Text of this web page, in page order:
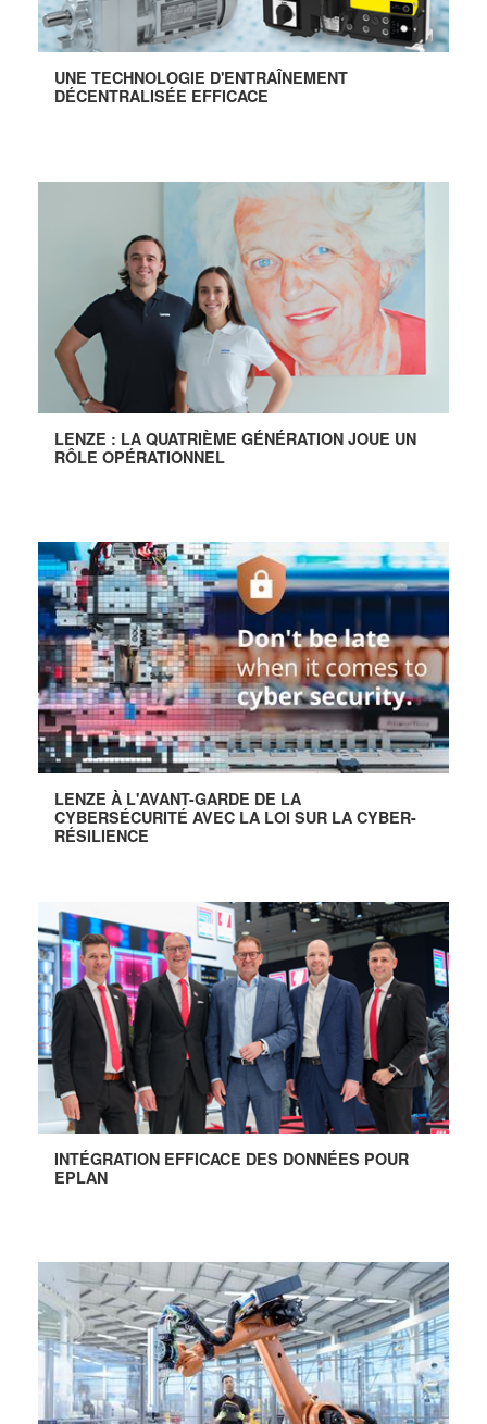
UNE TECHNOLOGIE D'ENTRAÎNEMENT
DÉCENTRALISÉE EFFICACE
LENZE : LA QUATRIÈME GÉNÉRATION JOUE UN
RÔLE OPÉRATIONNEL
LENZE À L'AVANT-GARDE DE LA
CYBERSÉCURITÉ AVEC LA LOI SUR LA CYBER-
RÉSILIENCE
INTÉGRATION EFFICACE DES DONNÉES POUR
EPLAN